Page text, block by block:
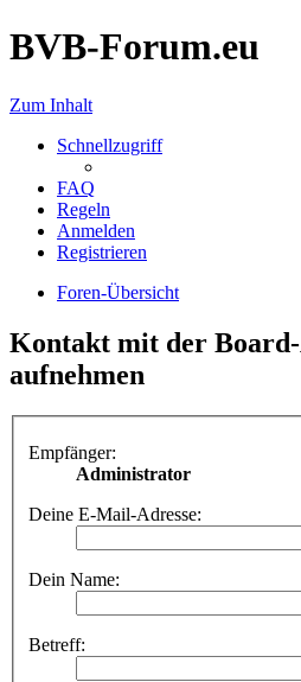
BVB-Forum.eu
Zum Inhalt
Schnellzugriff
FAQ
Regeln
Anmelden
Registrieren
Foren-Übersicht
Kontakt mit der
aufnehmen
Empfänger:
Administrator
Deine E-Mail-Adresse:
Dein Name:
Betreff: